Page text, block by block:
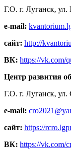
Г.О. г. Луганск, ул.
e-mail:
сайт: http://
ВК: https://vk.com/
Центр развития
Г.О. г. Луганск, ул.
e-mail:
сайт: https://
ВК: https://vk.com/